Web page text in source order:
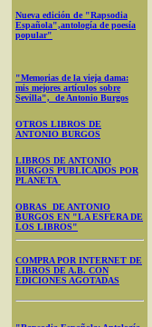
Nueva edición de "Rapsodia
Española",antología de poesía
popular"
"Memorias de la vieja dama:
mis mejores artículos sobre
Sevilla", de Antonio Burgos
OTROS LIBROS DE
ANTONIO BURGOS
LIBROS DE ANTONIO
BURGOS PUBLICADOS POR
PLANETA
OBRAS DE ANTONIO
BURGOS EN "LA ESFERA DE
LOS LIBROS"
COMPRA POR INTERNET DE
LIBROS DE A.B. CON
EDICIONES AGOTADAS